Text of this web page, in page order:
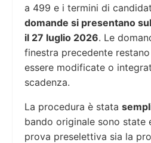
a 499 e i termini di
domande si presentano
il 27 luglio 2026. Le
finestra precedente
essere modificate o
scadenza.
La procedura è stata
bando originale sono state
prova preselettiva sia la